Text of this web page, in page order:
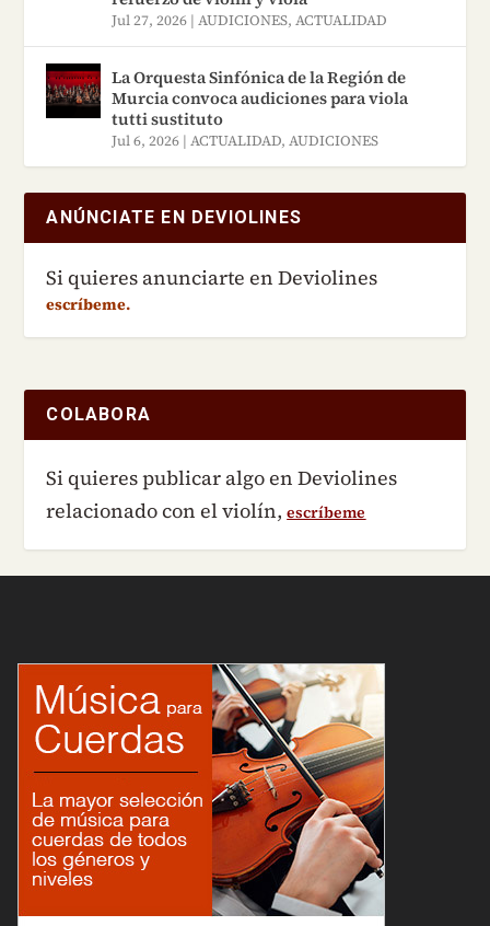
Jul 27, 2026 |AUDICIONES,ACTUALIDAD
La Orquesta Sinfónica de la Región de
Murcia convoca audiciones para viola
tutti sustituto
Jul 6, 2026 |ACTUALIDAD,AUDICIONES
ANÚNCIATE EN DEVIOLINES
Si quieres anunciarte en Deviolines
escríbeme.
COLABORA
Si quieres publicar algo en Deviolines
relacionado con el violín,escríbeme